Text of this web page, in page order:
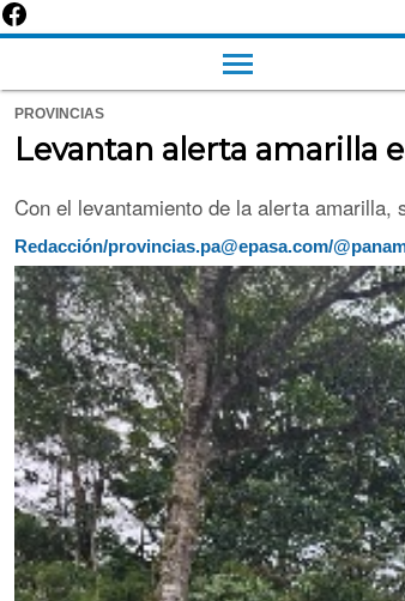
PROVINCIAS
Levantan alerta amarilla
Con el levantamiento de la alerta
Redacción/provincias.pa@epasa.com/